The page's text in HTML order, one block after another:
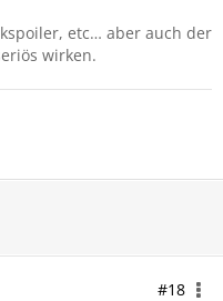
etc… aber auch der
wirken.
#18